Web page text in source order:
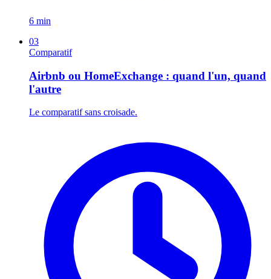
6 min
03
Comparatif
Airbnb ou HomeExchange : quand l'un, quand
l'autre
Le comparatif sans croisade.